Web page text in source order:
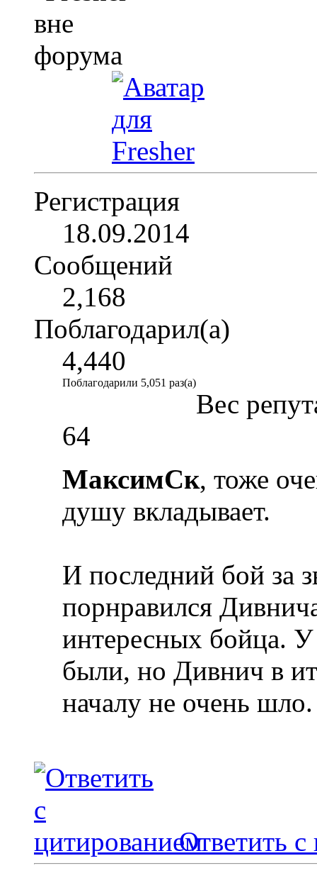
Регистрация
18.09.2014
Сообщений
2,168
Поблагодарил(а)
4,440
Поблагодарили 5,051 раз(а)
Вес
64
МаксимСк, тоже
душу вкладывает.
И последний бой за
порнравился
интересных бойца.
были, но Дивнич в
началу не очень шло.
Ответить с